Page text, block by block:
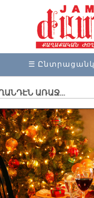
☰ Ընտրացանկ
ԱՌԱՋ…